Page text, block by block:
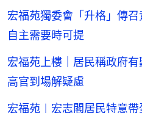
宏福苑獨委會「升格」傳
自主需要時可提
宏福苑上樓｜居民稱政府
高官到場解疑慮
宏福苑︱宏志閣居民特意